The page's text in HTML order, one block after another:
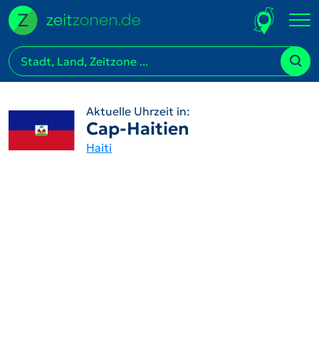
Aktuelle Uhrzeit in:
Cap-Haitien
Haiti